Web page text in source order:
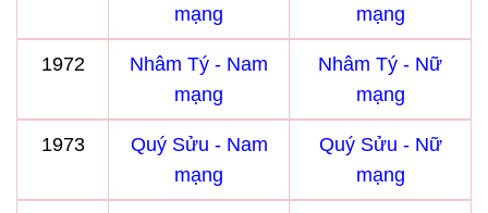
mạng
mạng
1972
Nhâm Tý - Nam
mạng
Nhâm Tý - Nữ
mạng
1973
Quý Sửu - Nam
mạng
Quý Sửu - Nữ
mạng